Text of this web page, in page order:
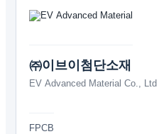
㈜이브이첨단소재
EV Advanced Material Co., Ltd
FPCB